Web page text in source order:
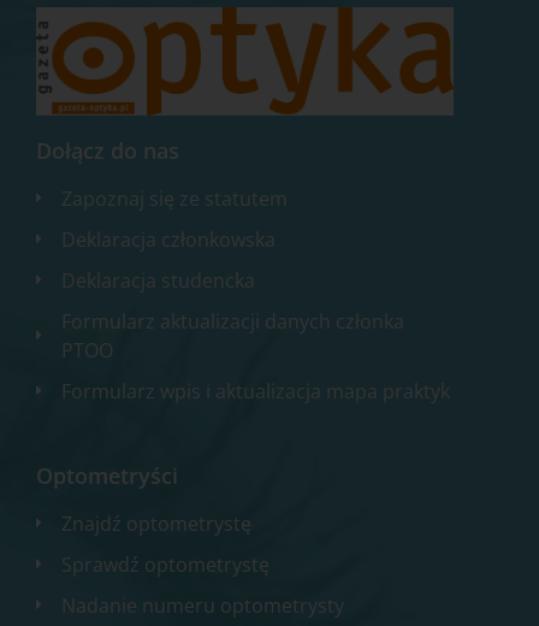
Dołącz do nas
Zapoznaj się ze statutem
Deklaracja członkowska
Deklaracja studencka
Formularz aktualizacji danych członka
PTOO
Formularz wpis i aktualizacja mapa praktyk
Optometryści
Znajdź optometrystę
Sprawdź optometrystę
Nadanie numeru optometrysty